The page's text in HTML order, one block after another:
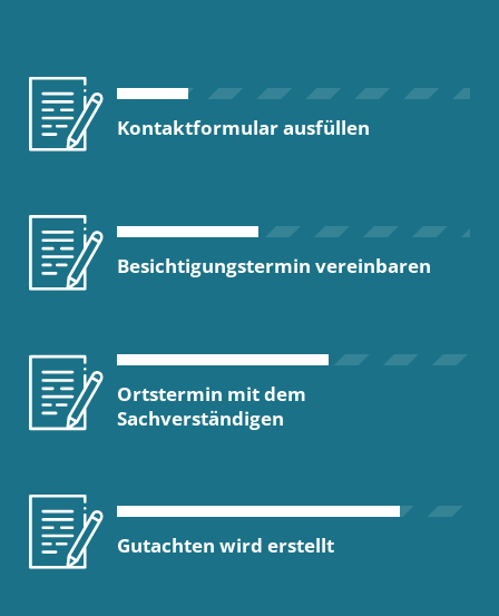
Kontaktformular ausfüllen
Besichtigungstermin vereinbaren
Ortstermin mit dem
Sachverständigen
Gutachten wird erstellt